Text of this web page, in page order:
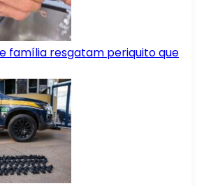
família resgatam periquito que